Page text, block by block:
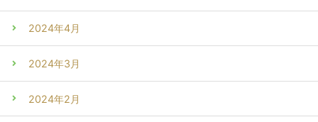
2024年4月
2024年3月
2024年2月